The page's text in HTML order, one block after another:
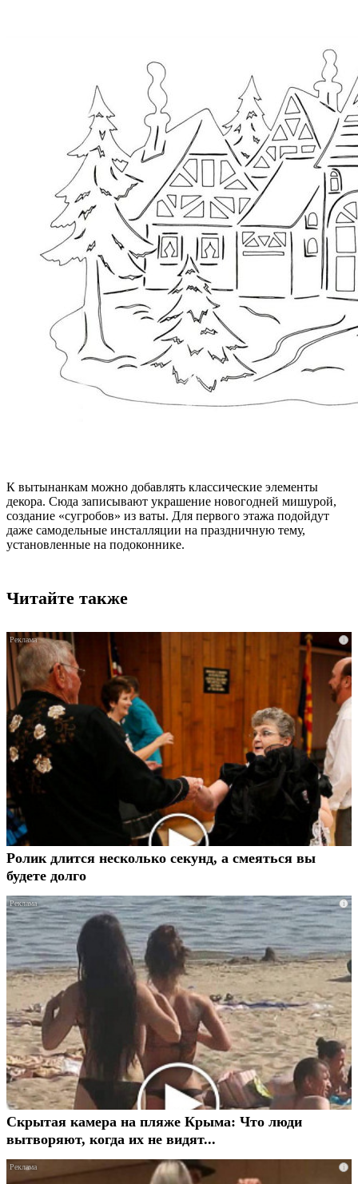
К вытынанкам можно добавлять классические элементы
декора. Сюда записывают украшение новогодней мишурой,
создание «сугробов» из ваты. Для первого этажа подойдут
даже самодельные инсталляции на праздничную тему,
установленные на подоконнике.
Читайте также
i
Ролик длится несколько секунд, а смеяться вы
будете долго
i
Скрытая камера на пляже Крыма: Что люди
вытворяют, когда их не видят...
i